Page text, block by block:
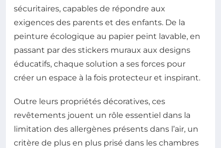
sécuritaires, capables de répondre aux
exigences des parents et des enfants. De la
peinture écologique au papier peint lavable, en
passant par des stickers muraux aux designs
éducatifs, chaque solution a ses forces pour
créer un espace à la fois protecteur et inspirant.
Outre leurs propriétés décoratives, ces
revêtements jouent un rôle essentiel dans la
limitation des allergènes présents dans l’air, un
critère de plus en plus prisé dans les chambres